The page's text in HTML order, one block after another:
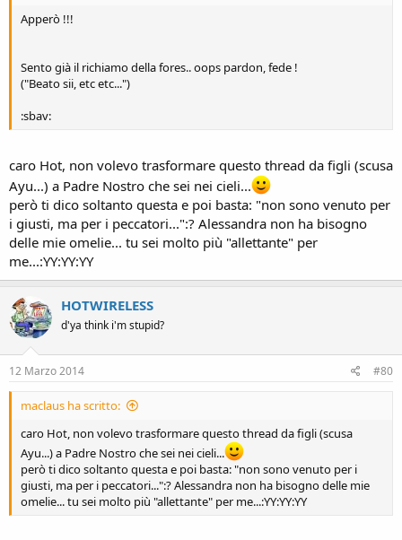
Apperò !!!
Sento già il richiamo della fores.. oops pardon, fede !
("Beato sii, etc etc...")
:sbav:
caro Hot, non volevo trasformare questo thread da figli (scusa
Ayu...) a Padre Nostro che sei nei cieli...
però ti dico soltanto questa e poi basta: "non sono venuto per
i giusti, ma per i peccatori...":? Alessandra non ha bisogno
delle mie omelie... tu sei molto più "allettante" per
me...:YY:YY:YY
HOTWIRELESS
d'ya think i'm stupid?
12 Marzo 2014 #80
maclaus ha scritto:
caro Hot, non volevo trasformare questo thread da figli (scusa
Ayu...) a Padre Nostro che sei nei cieli...
però ti dico soltanto questa e poi basta: "non sono venuto per i
giusti, ma per i peccatori...":? Alessandra non ha bisogno delle mie
omelie... tu sei molto più "allettante" per me...:YY:YY:YY